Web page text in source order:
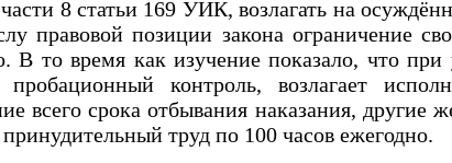
8 статьи 169 УИК, возлагать на
позиции закона ограничение
В то время как изучение показало, что
контроль, возлагает
всего срока отбывания наказания, другие
труд по 100 часов ежегодно.